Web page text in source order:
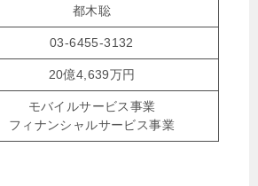
都木聡
03-6455-3132
20億4,639万円
モバイルサービス事業
フィナンシャルサービス事業